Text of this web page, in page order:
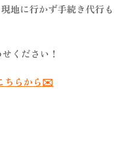
地に行かず手続き代行も
ください！
ちらから✉️